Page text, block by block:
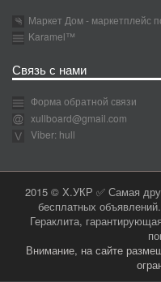
Маркет Дом - маркетплейс
Karamel™
Связь с нами
Форма обратной связи
xullboard@gmail.com
Viber: hull
2015 © Х.УКР ✅ Самая
бесплатных
Гераклита,
Внимание, на сайте